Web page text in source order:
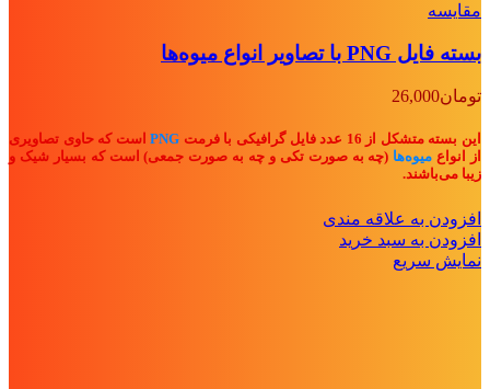
مقايسه
بسته فایل PNG با تصاویر انواع میوه‌ها
تومان26,000
این بسته متشکل از 16 عدد فایل گرافیکی با فرمت PNGاست که حاوی تصاویری
از انواع میوه‌ها (چه به صورت تکی و چه به صورت جمعی) است که بسیار شیک و
زیبا می‌باشند.
افزودن به علاقه مندی
افزودن به سبد خرید
نمایش سریع